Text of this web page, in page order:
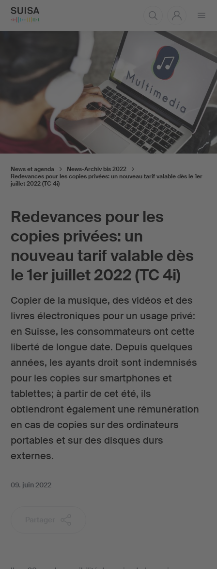
le
Redevances pour les
copies privées: un
nouveau tarif valable dès
le 1er juillet 2022 (TC 4i)
Copier de la musique, des vidéos et des
livres électroniques pour un usage privé:
en Suisse, les consommateurs ont cette
liberté de longue date. Depuis quelques
années, les ayants droit sont indemnisés
pour les copies sur smartphones et
tablettes; à partir de cet été, ils
obtiendront également une rémunération
en cas de copies sur des ordinateurs
portables et sur des disques durs
externes.
News et agenda
News-Archiv bis 2022
Redevances pour les copies privées: un nouveau tarif valable dès le 1er
juillet 2022 (TC 4i)
09. juin 2022